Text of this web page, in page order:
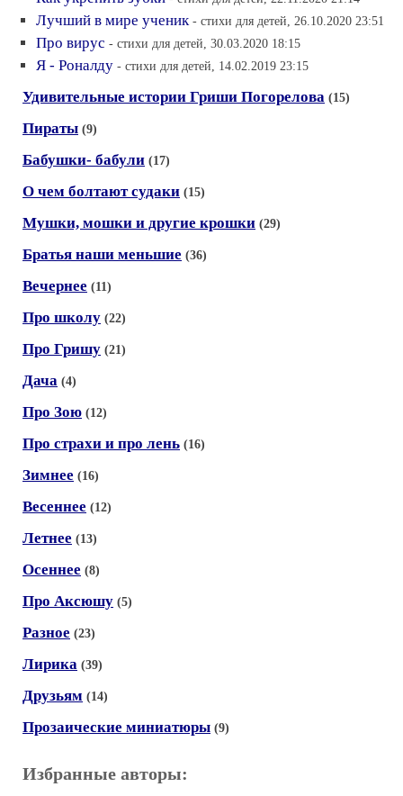
Лучший в мире ученик - стихи для детей, 26.10.2020 23:51
Про вирус - стихи для детей, 30.03.2020 18:15
Я - Роналду - стихи для детей, 14.02.2019 23:15
Удивительные истории Гриши Погорелова (15)
Пираты (9)
Бабушки- бабули (17)
О чем болтают судаки (15)
Мушки, мошки и другие крошки (29)
Братья наши меньшие (36)
Вечернее (11)
Про школу (22)
Про Гришу (21)
Дача (4)
Про Зою (12)
Про страхи и про лень (16)
Зимнее (16)
Весеннее (12)
Летнее (13)
Осеннее (8)
Про Аксюшу (5)
Разное (23)
Лирика (39)
Друзьям (14)
Прозаические миниатюры (9)
Избранные авторы: